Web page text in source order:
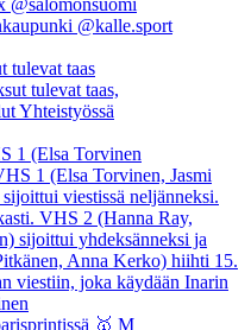
tulevat taas
1 (Elsa Torvinen
🥇 M